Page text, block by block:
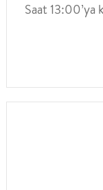
Saat 13:00’ya